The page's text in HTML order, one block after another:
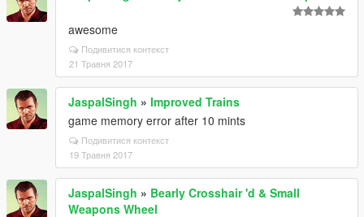
awesome
Подивитися контекст
21 Травня 2017
JaspalSingh » Improved Trains
game memory error after 10 mints
Подивитися контекст
19 Травня 2017
JaspalSingh » Bearly Crosshair 'd & Small
Weapons Wheel